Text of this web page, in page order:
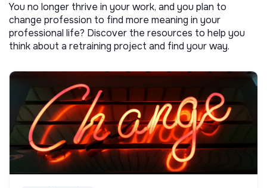
You no longer thrive in your work, and you plan to
change profession to find more meaning in your
professional life? Discover the resources to help you
think about a retraining project and find your way.